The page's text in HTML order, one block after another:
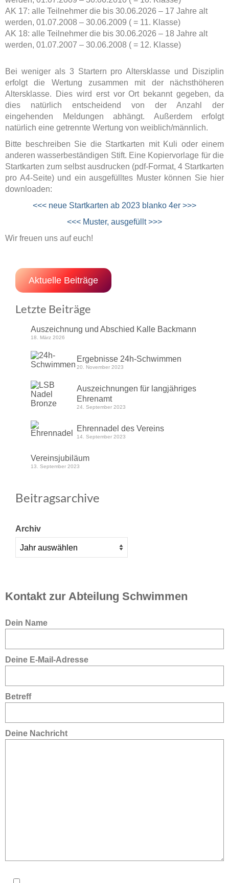
AK 17: alle Teilnehmer die bis 30.06.2026 – 17 Jahre alt
werden, 01.07.2008 – 30.06.2009 ( = 11. Klasse)
AK 18: alle Teilnehmer die bis 30.06.2026 – 18 Jahre alt
werden, 01.07.2007 – 30.06.2008 ( = 12. Klasse)
Bei weniger als 3 Startern pro Altersklasse und Disziplin
erfolgt die Wertung zusammen mit der nächsthöheren
Altersklasse. Dies wird erst vor Ort bekannt gegeben, da
dies natürlich entscheidend von der Anzahl der
eingehenden Meldungen abhängt. Außerdem erfolgt
natürlich eine getrennte Wertung von weiblich/männlich.
Bitte beschreiben Sie die Startkarten mit Kuli oder einem
anderen wasserbeständigen Stift. Eine Kopiervorlage für die
Startkarten zum selbst ausdrucken (pdf-Format, 4 Startkarten
pro A4-Seite) und ein ausgefülltes Muster können Sie hier
downloaden:
<<< neue Startkarten ab 2023 blanko 4er >>>
<<< Muster, ausgefüllt >>>
Wir freuen uns auf euch!
Aktuelle Beiträge
Letzte Beiträge
Auszeichnung und Abschied Kalle Backmann
18. März 2026
Ergebnisse 24h-Schwimmen
20. November 2023
Auszeichnungen für langjähriges
Ehrenamt
24. September 2023
Ehrennadel des Vereins
14. September 2023
Vereinsjubiläum
13. September 2023
Beitragsarchive
Archiv
Kontakt zur Abteilung Schwimmen
Bitte lasse dieses Feld leer.
Dein Name
Deine E-Mail-Adresse
Betreff
Deine Nachricht